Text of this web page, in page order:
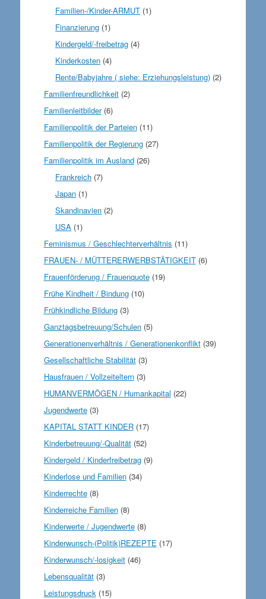
Familien-/Kinder-ARMUT (1)
Finanzierung (1)
Kindergeld/-freibetrag (4)
Kinderkosten (4)
Rente/Babyjahre ( siehe: Erziehungsleistung) (2)
Familienfreundlichkeit(2)
Familienleitbilder(6)
Familienpolitik der Parteien(11)
Familienpolitik der Regierung(27)
Familienpolitik im Ausland(26)
Frankreich (7)
Japan (1)
Skandinavien (2)
USA (1)
Feminismus / Geschlechterverhältnis (11)
FRAUEN- / MÜTTERERWERBSTÄTIGKEIT(6)
Frauenförderung / Frauenquote(19)
Frühe Kindheit / Bindung(10)
Frühkindliche Bildung(3)
Ganztagsbetreuung/Schulen(5)
Generationenverhältnis / Generationenkonflikt(39)
Gesellschaftliche Stabilität(3)
Hausfrauen / Vollzeiteltern(3)
HUMANVERMÖGEN / Humankapital (22)
Jugendwerte(3)
KAPITAL STATT KINDER(17)
Kinderbetreuung/-Qualität(52)
Kindergeld / Kinderfreibetrag(9)
Kinderlose und Familien(34)
Kinderrechte(8)
Kinderreiche Familien(8)
Kinderwerte / Jugendwerte(8)
Kinderwunsch-(Politik)REZEPTE (17)
Kinderwunsch/-losigkeit(46)
Lebensqualität(3)
Leistungsdruck (15)